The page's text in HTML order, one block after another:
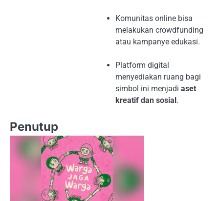
Komunitas online bisa
melakukan crowdfunding
atau kampanye edukasi.
Platform digital
menyediakan ruang bagi
simbol ini menjadi aset
kreatif dan sosial.
Penutup